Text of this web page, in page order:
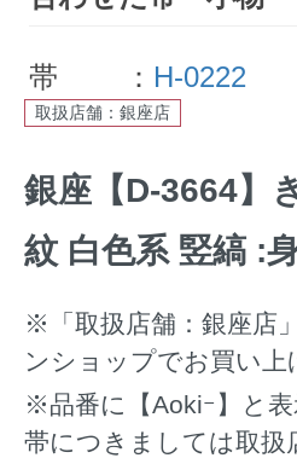
帯 ： H-0222
取扱店舗：銀座店
銀座【D-3664】
紋 白色系 竪縞 :
※「取扱店舗：銀座店
ンショップでお買い上
※品番に【Aokiｰ】と
帯につきましては取扱